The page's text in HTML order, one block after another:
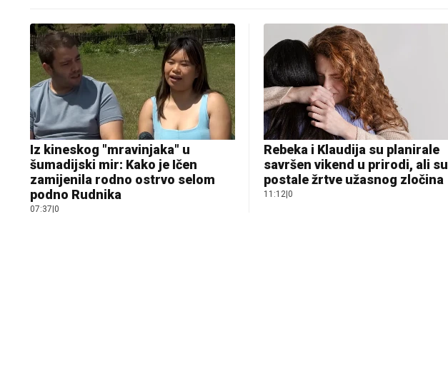
Iz kineskog "mravinjaka" u
šumadijski mir: Kako je Ičen
zamijenila rodno ostrvo selom
podno Rudnika
07:37 0
Rebeka i Klaudija su planirale
savršen vikend u prirodi, ali su
postale žrtve užasnog zločina
11:12| 0